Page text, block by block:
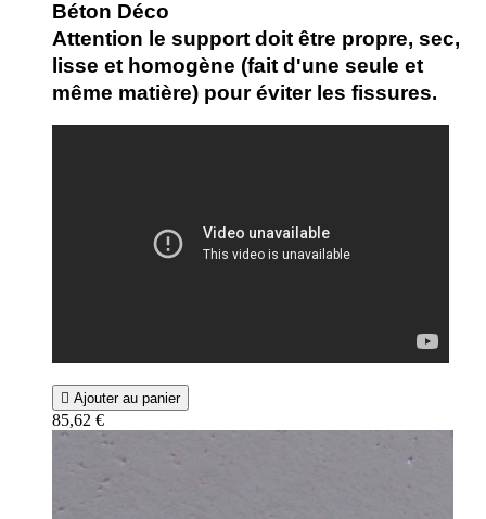
Béton Déco
Attention le support doit être propre, sec,
lisse et homogène (fait d'une seule et
même matière) pour éviter les fissures.
 Ajouter au panier
85,62 €